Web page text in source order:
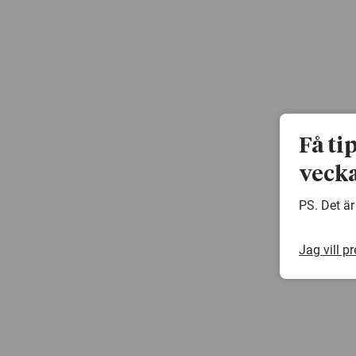
Få
PS. Det
Jag vill